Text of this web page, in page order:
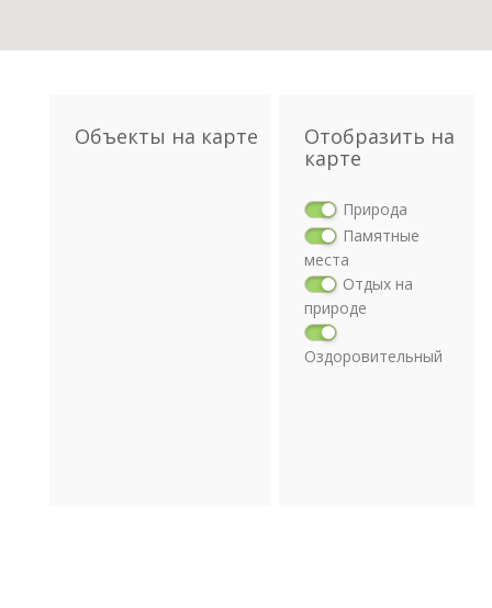
Объекты на карте
Отобразить на
карте
Природа
Памятные
места
Отдых на
природе
Оздоровительный